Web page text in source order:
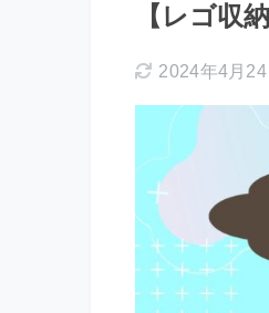
【レゴ収
2024年4月24